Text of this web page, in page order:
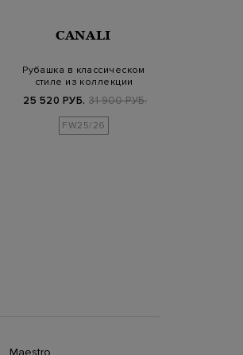
CANALI
Рубашка в классическом
стиле из коллекции
25 520 РУБ. 31 900 РУБ.
FW25/26
Maestro